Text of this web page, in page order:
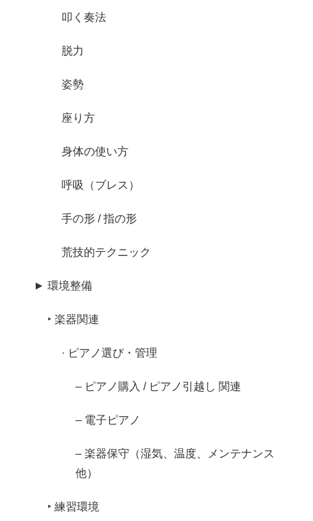
叩く奏法
脱力
姿勢
座り方
身体の使い方
呼吸（ブレス）
手の形 / 指の形
荒技的テクニック
► 環境整備
‣ 楽器関連
· ピアノ選び・管理
– ピアノ購入 / ピアノ引越し 関連
– 電子ピアノ
– 楽器保守（湿気、温度、メンテナンス
他）
‣ 練習環境